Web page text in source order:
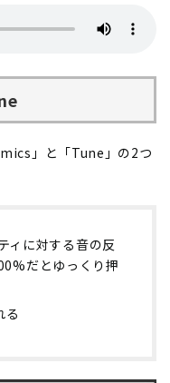
」と「Tune」の2つ
ィに対する音の反
だとゆっくり押
る